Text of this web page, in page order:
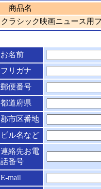
商品名
クラシック映画ニュース用
お名前
フリガナ
郵便番号
都道府県
郡市区番地
ビル名など
連絡先お電
話番号
E-mail